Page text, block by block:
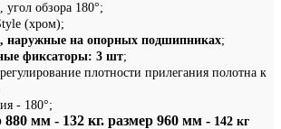
угол обзора 180°;
(хром);
на опорных подшипниках;
фиксаторы: 3 шт;
регулирование плотности прилегания полотна к
- 180°;
мм - 132 кг. размер 960 мм - 142 кг